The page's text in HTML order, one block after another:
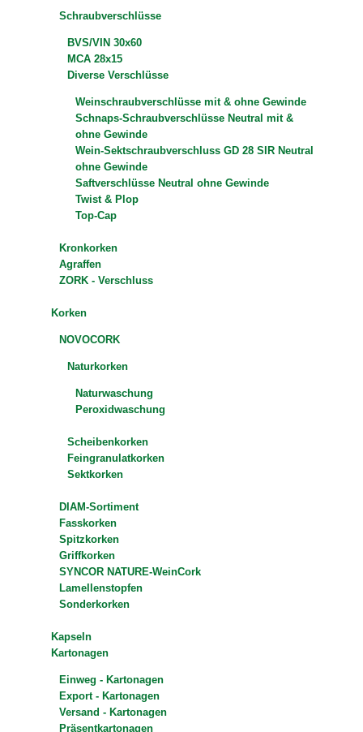
Schraubverschlüsse
BVS/VIN 30x60
MCA 28x15
Diverse Verschlüsse
Weinschraubverschlüsse mit & ohne Gewinde
Schnaps-Schraubverschlüsse Neutral mit &
ohne Gewinde
Wein-Sektschraubverschluss GD 28 SIR Neutral
ohne Gewinde
Saftverschlüsse Neutral ohne Gewinde
Twist & Plop
Top-Cap
Kronkorken
Agraffen
ZORK - Verschluss
Korken
NOVOCORK
Naturkorken
Naturwaschung
Peroxidwaschung
Scheibenkorken
Feingranulatkorken
Sektkorken
DIAM-Sortiment
Fasskorken
Spitzkorken
Griffkorken
SYNCOR NATURE-WeinCork
Lamellenstopfen
Sonderkorken
Kapseln
Kartonagen
Einweg - Kartonagen
Export - Kartonagen
Versand - Kartonagen
Präsentkartonagen